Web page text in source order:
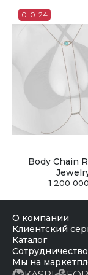
удобное время
0-0-24
Body Chain
1 200
о компании
клиентский
каталог
сотрудничество
Мы на